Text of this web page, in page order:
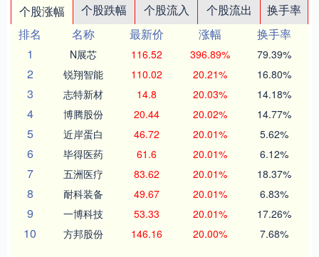
个股涨幅 个股跌幅 个股流入 个股流出
换手率
排名
名称 最新价 涨幅
换手率
1
N展芯 116.52 396.89% 79.39%
2 锐翔智能 110.02 20.21% 16.80%
3 志特新材 14.8 20.03% 14.18%
4 博腾股份 20.44 20.02% 14.77%
5 近岸蛋白 46.72 20.01% 5.62%
6 毕得医药 61.6 20.01% 6.12%
7 五洲医疗 83.62 20.01% 18.37%
8 耐科装备 49.67 20.01% 6.83%
9 一博科技 53.33 20.01% 17.26%
10 方邦股份 146.16 20.00% 7.68%